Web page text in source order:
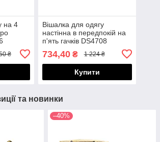
на 4
₴
Вішалка для одягу
настінна в передпокій на
п'ять гачків DS4708
734,40₴ 1 224 ₴
Купити
та новинки
–40%